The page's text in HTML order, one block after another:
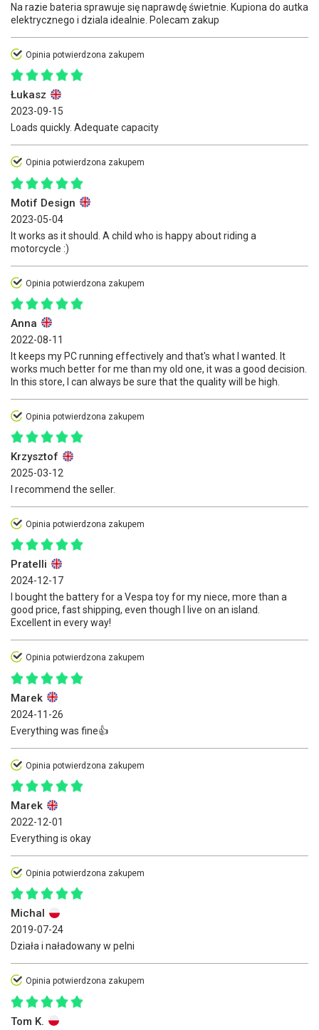
Na razie bateria sprawuje się naprawdę świetnie. Kupiona do autka
elektrycznego i dziala idealnie. Polecam zakup
Opinia potwierdzona zakupem
Łukasz
2023-09-15
Loads quickly. Adequate capacity
Opinia potwierdzona zakupem
Motif Design
2023-05-04
It works as it should. A child who is happy about riding a
motorcycle :)
Opinia potwierdzona zakupem
Anna
2022-08-11
It keeps my PC running effectively and that's what I wanted. It
works much better for me than my old one, it was a good decision.
In this store, I can always be sure that the quality will be high.
Opinia potwierdzona zakupem
Krzysztof
2025-03-12
I recommend the seller.
Opinia potwierdzona zakupem
Pratelli
2024-12-17
I bought the battery for a Vespa toy for my niece, more than a
good price, fast shipping, even though I live on an island.
Excellent in every way!
Opinia potwierdzona zakupem
Marek
2024-11-26
Everything was fine👍
Opinia potwierdzona zakupem
Marek
2022-12-01
Everything is okay
Opinia potwierdzona zakupem
Michal
2019-07-24
Działa i naładowany w pelni
Opinia potwierdzona zakupem
Tom K.